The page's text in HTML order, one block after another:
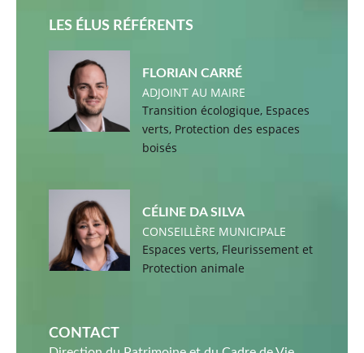
LES ÉLUS RÉFÉRENTS
FLORIAN CARRÉ
ADJOINT AU MAIRE
Transition écologique, Espaces
verts, Protection des espaces
boisés
CÉLINE DA SILVA
CONSEILLÈRE MUNICIPALE
Espaces verts, Fleurissement et
Protection animale
CONTACT